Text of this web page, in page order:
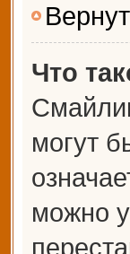
Что
могут
можно